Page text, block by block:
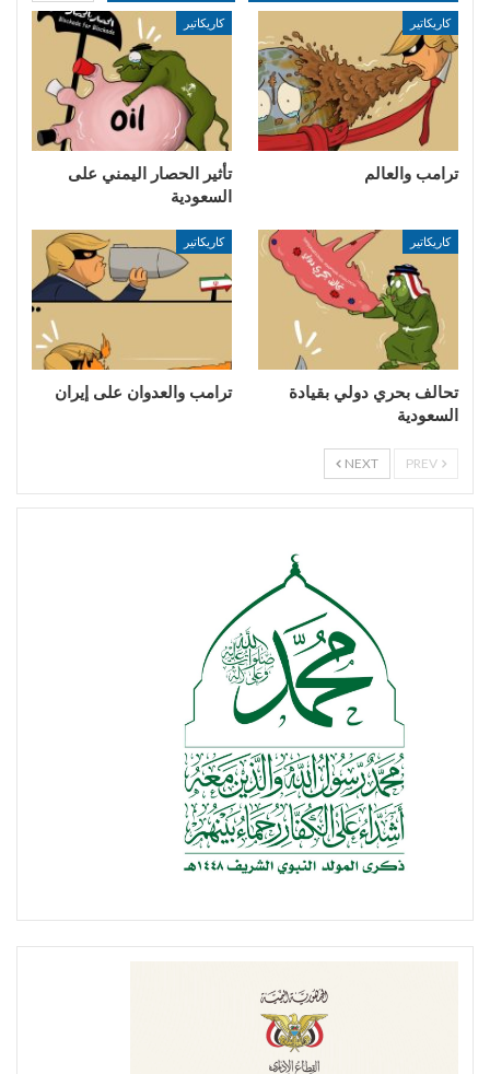
كاريكاتير
ترامب والعالم
كاريكاتير
تأثير الحصار اليمني على
السعودية
كاريكاتير
تحالف بحري دولي بقيادة
السعودية
كاريكاتير
ترامب والعدوان على إيران
NEXT